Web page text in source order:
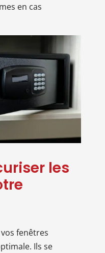
en cas
les
fenêtres
Ils se